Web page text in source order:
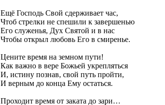
Ещё Господь Свой сдерживает час,
Чтоб стрелки не спешили к завершенью
Его служенья, Дух Святой и в нас
Чтобы открыл любовь Его в смиренье.
Цените время на земном пути!
Как важно в вере Божьей укрепляться
И, истину познав, свой путь пройти,
И верным до конца Ему остаться.
Проходит время от заката до зари…